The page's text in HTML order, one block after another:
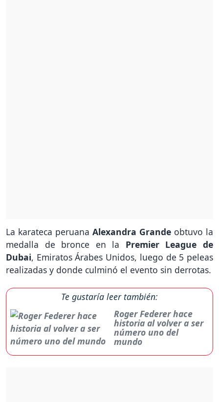
La karateca peruana Alexandra Grande obtuvo la
medalla de bronce en la Premier League de
Dubai, Emiratos Árabes Unidos, luego de 5 peleas
realizadas y donde culminó el evento sin derrotas.
Te gustaría leer también:
Roger Federer hace
historia al volver a ser
número uno del
mundo